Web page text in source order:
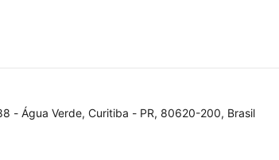
- Água Verde, Curitiba - PR, 80620-200, Brasil